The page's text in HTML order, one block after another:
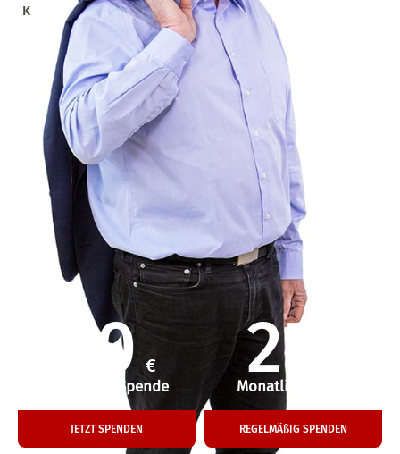
Klaus-Dieter Mauer – Evangelist in Deutschland
50 €
Einmalige Spende
JETZT SPENDEN
25
Monatliche Hilfe
REGELMÄßIG SPENDEN